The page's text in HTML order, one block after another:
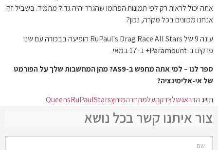
אתה יכול לראות רק לפי תמונות הפרומו שהגרר יהיה גדול מתמיד. בשביל זה
אנחנו מכוונים בכל מקרה, נכון?
עונה 9 של RuPaul's Drag Race All Stars הופיעה בבכורה עם שני
פרקים ב-Paramount+ ב-17 במאי.
ספר לנו – למי אתה מחפש ב-AS9? מהן המחשבות שלך על הפורמט
של אי-אלימינציה?
תוייג הדראגשלצדקהעלמתחרהמירוץ QueensRuPaulStars
צור איתנו קשר בכל נושא